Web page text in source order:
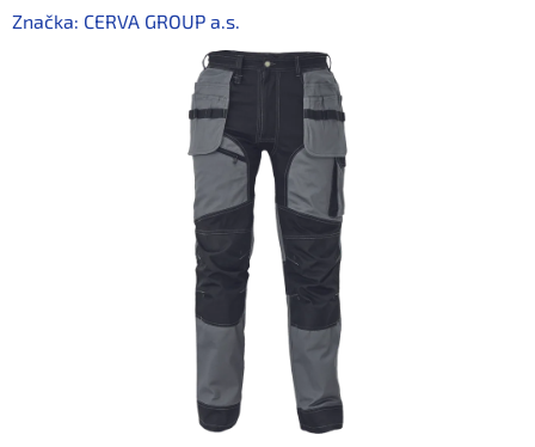
Značka: CERVA GROUP a.s.